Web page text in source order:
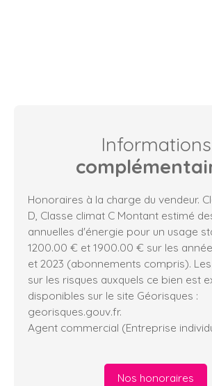
Informations
Honoraires à la charge du vendeur.
D, Classe climat C Montant estimé
annuelles d'énergie pour un usage
1200.00 € et 1900.00 € sur les
et 2023 (abonnements compris).
sur les risques auxquels ce bien est
disponibles sur le site Géorisques :
georisques.gouv.fr.
Agent commercial (Entreprise
Nos honoraires